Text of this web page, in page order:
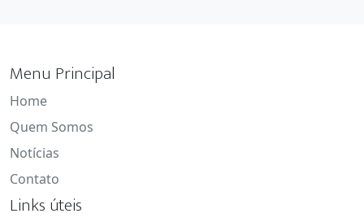
Menu Principal
Home
Quem Somos
Notícias
Contato
Links úteis